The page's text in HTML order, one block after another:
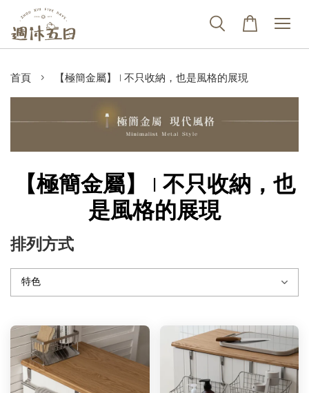
首頁 › 【極簡金屬】 | 不只收納，也是風格的展現
【極簡金屬】 | 不只收納，也
是風格的展現
排列方式